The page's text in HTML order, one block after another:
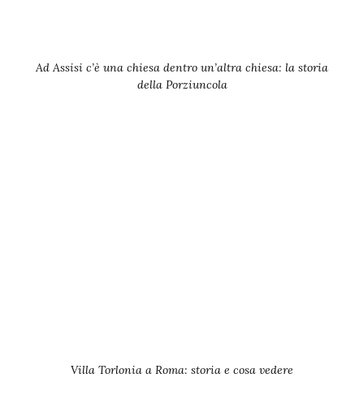
Ad Assisi c’è una chiesa dentro un’altra chiesa: la storia
della Porziuncola
Villa Torlonia a Roma: storia e cosa vedere